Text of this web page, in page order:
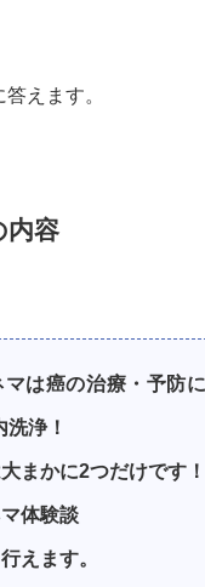
えます。
内容
は癌の治療・予防に
浄！
まかに2つだけです！
体験談
えます。